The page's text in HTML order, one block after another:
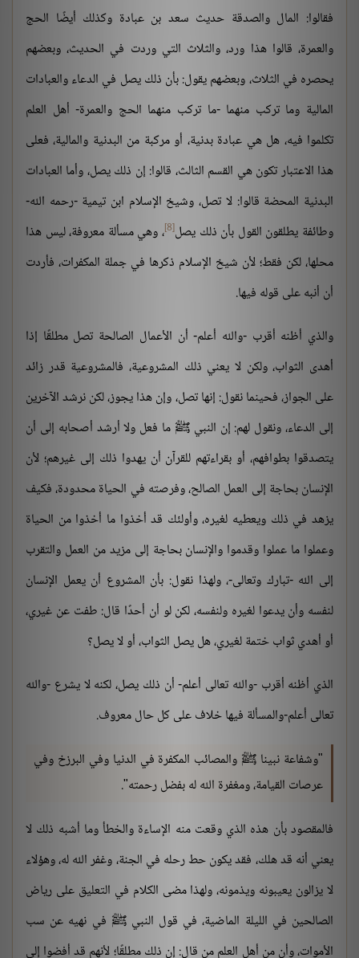
فقالوا: المال والصدقة حديث سعد بن عبادة وكذلك أيضًا الحج
والعمرة، قالوا هذا ورد، والثلاث التي وردت في الحديث، وبعضهم
يحصره في الثلاث، وبعضهم يقول: بأن ذلك يصل في الدعاء والعبادات
المالية وما تركب منهما -ما تركب منهما الحج والعمرة- أهل العلم
تكلموا فيه، هل هي عبادة بدنية، أو مركبة من البدنية والمالية، فعلى
هذا الاعتبار تكون هي القسم الثالث، قالوا: إن ذلك يصل، وأما العبادات
البدنية المحضة قالوا: لا تصل، وشيخ الإسلام ابن تيمية -رحمه الله-
وطائفة يطلقون القول بأن ذلك يصل[8] ، وهي مسألة معروفة، ليس هذا
محلها، لكن فقط؛ لأن شيخ الإسلام ذكرها في جملة المكفرات، فأردت
أن أنبه على قوله فيها.
والذي أظنه أقرب -والله أعلم- أن الأعمال الصالحة تصل مطلقًا إذا
أهدى الثواب، ولكن لا يعني ذلك المشروعية، فالمشروعية قدر زائد
على الجواز، فحينما نقول: إنها تصل، وإن هذا يجوز، لكن نرشد الآخرين
إلى الدعاء، ونقول لهم: إن النبي ﷺ ما فعل ولا أرشد أصحابه إلى أن
يتصدقوا بطوافهم، أو بقراءتهم للقرآن أن يهدوا ذلك إلى غيرهم؛ لأن
الإنسان بحاجة إلى العمل الصالح، وفرصته في الحياة محدودة، فكيف
يزهد في ذلك ويعطيه لغيره، وأولئك قد أخذوا ما أخذوا من الحياة
وعملوا ما عملوا وقدموا والإنسان بحاجة إلى مزيد من العمل والتقرب
إلى الله -تبارك وتعالى-، ولهذا نقول: بأن المشروع أن يعمل الإنسان
لنفسه وأن يدعوا لغيره ولنفسه، لكن لو أن أحدًا قال: طفت عن غيري،
أو أهدي ثواب ختمة لغيري، هل يصل الثواب، أو لا يصل؟
الذي أظنه أقرب -والله تعالى أعلم- أن ذلك يصل، لكنه لا يشرع -والله
تعالى أعلم-والمسألة فيها خلاف على كل حال معروف.
"وشفاعة نبينا ﷺ والمصائب المكفرة في الدنيا وفي البرزخ وفي
عرصات القيامة، ومغفرة الله له بفضل رحمته".
فالمقصود بأن هذه الذي وقعت منه الإساءة والخطأ وما أشبه ذلك لا
يعني أنه قد هلك، فقد يكون حط رحله في الجنة، وغفر الله له، وهؤلاء
لا يزالون يعيبونه ويذمونه، ولهذا مضى الكلام في التعليق على رياض
الصالحين في الليلة الماضية، في قول النبي ﷺ في نهيه عن سب
الأموات، وأن من أهل العلم من قال: إن ذلك مطلقًا؛ لأنهم قد أفضوا إلى